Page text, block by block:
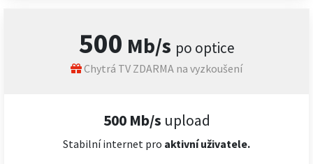
500 Mb/s po optice
Chytrá TV ZDARMA na vyzkoušení
500 Mb/s upload
Stabilní internet pro aktivní uživatele.